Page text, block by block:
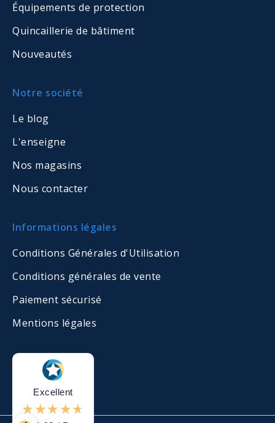
Équipements de protection
Quincaillerie de bâtiment
Nouveautés
Notre société
Le blog
L'enseigne
Nos magasins
Nous contacter
Informations légales
Conditions Générales d'Utilisation
Conditions générales de vente
Paiement sécurisé
Mentions légales
Excellent